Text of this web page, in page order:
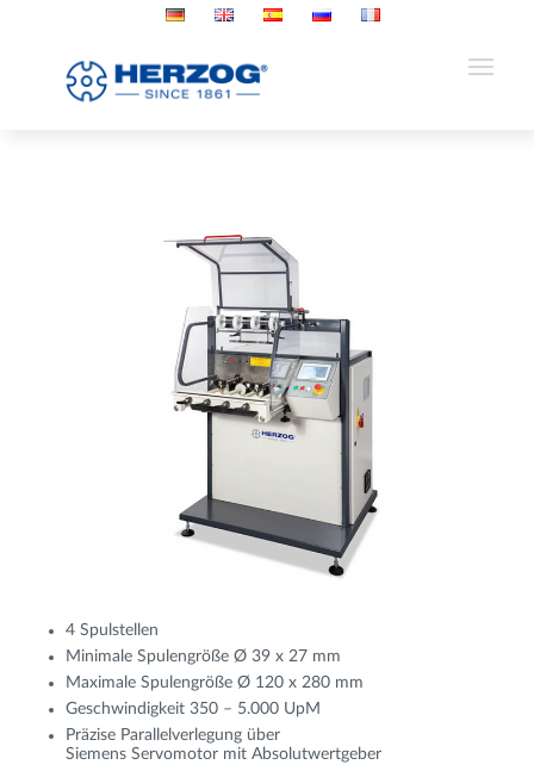
4 Spulstellen
Minimale Spulengröße Ø 39 x 27 mm
Maximale Spulengröße Ø 120 x 280 mm
Geschwindigkeit 350 – 5.000 UpM
Präzise Parallelverlegung über
Siemens Servomotor mit Absolutwertgeber